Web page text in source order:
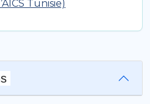
Tunisie)